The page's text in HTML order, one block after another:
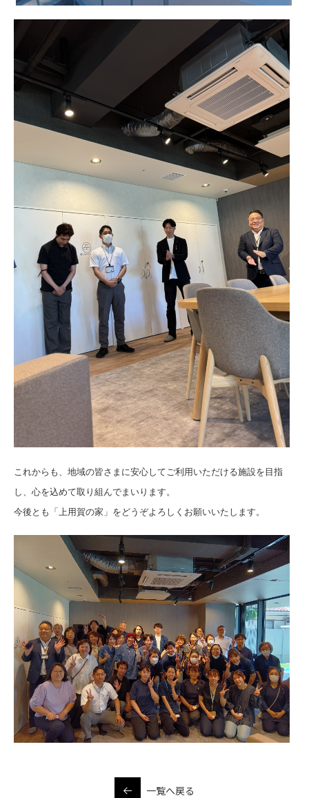
これからも、地域の皆さまに安心してご利用いただける施設を目指
し、心を込めて取り組んでまいります。
今後とも「上用賀の家」をどうぞよろしくお願いいたします。
一覧へ戻る